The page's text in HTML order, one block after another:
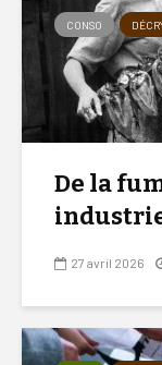
CONSO
De la
27 avril 2026